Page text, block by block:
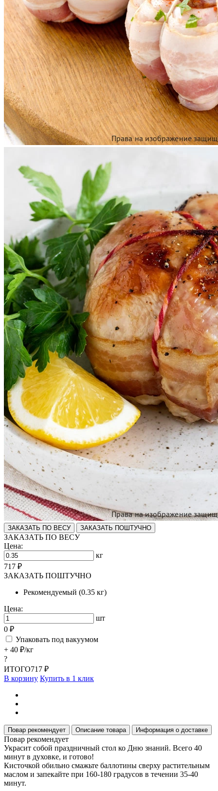
ЗАКАЗАТЬ ПО ВЕСУ ЗАКАЗАТЬ ПОШТУЧНО
ЗАКАЗАТЬ ПО ВЕСУ
Цена:
кг
717 ₽
ЗАКАЗАТЬ ПОШТУЧНО
Рекомендуемый (0.35 кг)
Цена:
шт
0 ₽
Упаковать под вакуумом
+ 40 ₽/кг
?
ИТОГО717 ₽
В корзину Купить в 1 клик
Повар рекомендует Описание товара Информация о доставке
Повар рекомендует
Украсит собой праздничный стол ко Дню знаний. Всего 40
минут в духовке, и готово!
Кисточкой обильно смажьте баллотины сверху растительным
маслом и запекайте при 160-180 градусов в течении 35-40
минут.